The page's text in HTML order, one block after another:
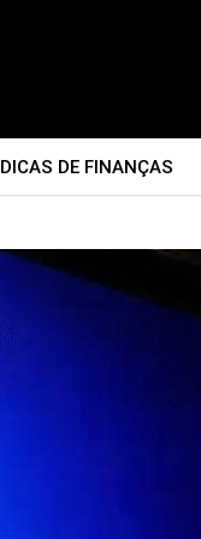
DICAS DE FINANÇAS